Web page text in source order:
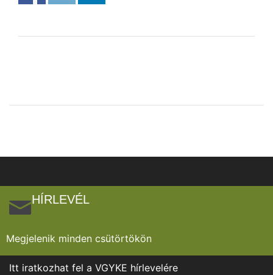
HÍRLEVÉL
Megjelenik minden csütörtökön
Itt iratkozhat fel a VGYKE hírlevelére